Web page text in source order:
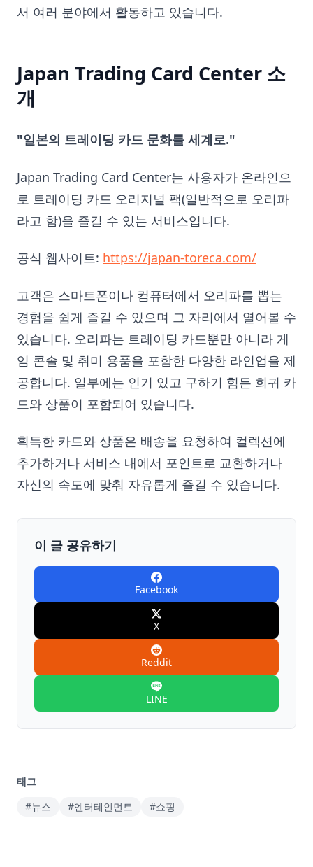
서 여러 분야에서 활동하고 있습니다.
Japan Trading Card Center 소
개
"일본의 트레이딩 카드 문화를 세계로."
Japan Trading Card Center는 사용자가 온라인으
로 트레이딩 카드 오리지널 팩(일반적으로 오리파
라고 함)을 즐길 수 있는 서비스입니다.
공식 웹사이트: https://japan-toreca.com/
고객은 스마트폰이나 컴퓨터에서 오리파를 뽑는
경험을 쉽게 즐길 수 있으며 그 자리에서 열어볼 수
있습니다. 오리파는 트레이딩 카드뿐만 아니라 게
임 콘솔 및 취미 용품을 포함한 다양한 라인업을 제
공합니다. 일부에는 인기 있고 구하기 힘든 희귀 카
드와 상품이 포함되어 있습니다.
획득한 카드와 상품은 배송을 요청하여 컬렉션에
추가하거나 서비스 내에서 포인트로 교환하거나
자신의 속도에 맞춰 자유롭게 즐길 수 있습니다.
이 글 공유하기
Facebook
X
Reddit
LINE
태그
#뉴스
#엔터테인먼트 #쇼핑